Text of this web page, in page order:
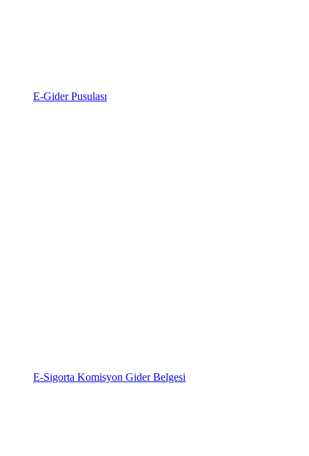
E-Gider Pusulası
E-Sigorta Komisyon Gider Belgesi